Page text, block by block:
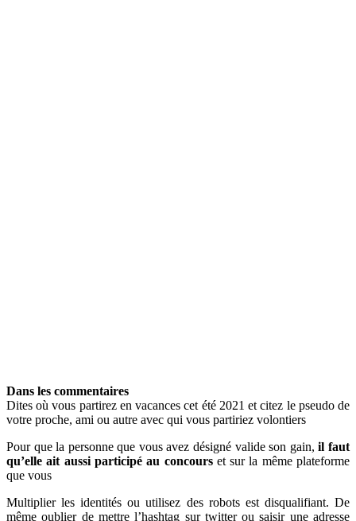
Dans les commentaires
Dites où vous partirez en vacances cet été 2021 et citez le pseudo de
votre proche, ami ou autre avec qui vous partiriez volontiers
Pour que la personne que vous avez désigné valide son gain, il faut
qu’elle ait aussi participé au concourset sur la même plateforme
que vous
Multiplier les identités ou utilisez des robots est disqualifiant. De
même oublier de mettre l’hashtag sur twitter ou saisir une adresse